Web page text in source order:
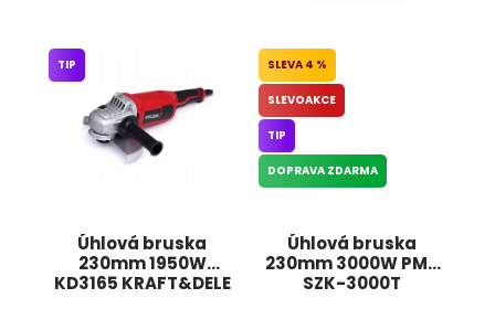
Úhlová bruska
230mm 1950W
KD3165 KRAFT&DELE
TIP
Úhlová bruska
230mm 3000W PM-
SZK-3000T
4 %
SLEVOAKCE
TIP
DOPRAVA ZDARMA